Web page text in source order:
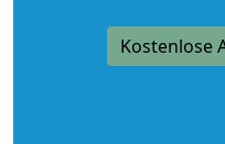
Kostenlose